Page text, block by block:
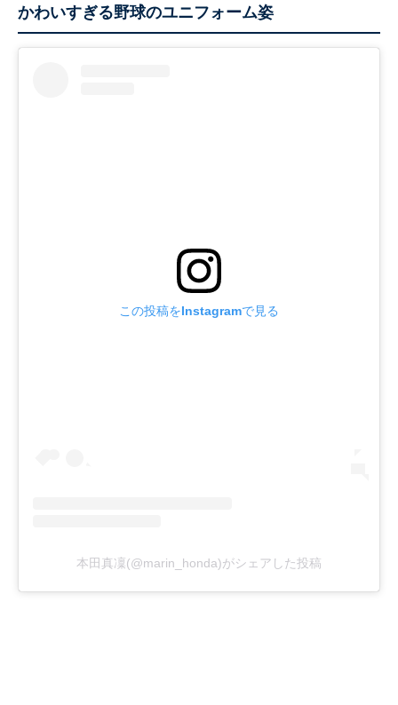
かわいすぎる野球のユニフォーム姿
この投稿をInstagramで見る
本田真凜(@marin_honda)がシェアした投稿